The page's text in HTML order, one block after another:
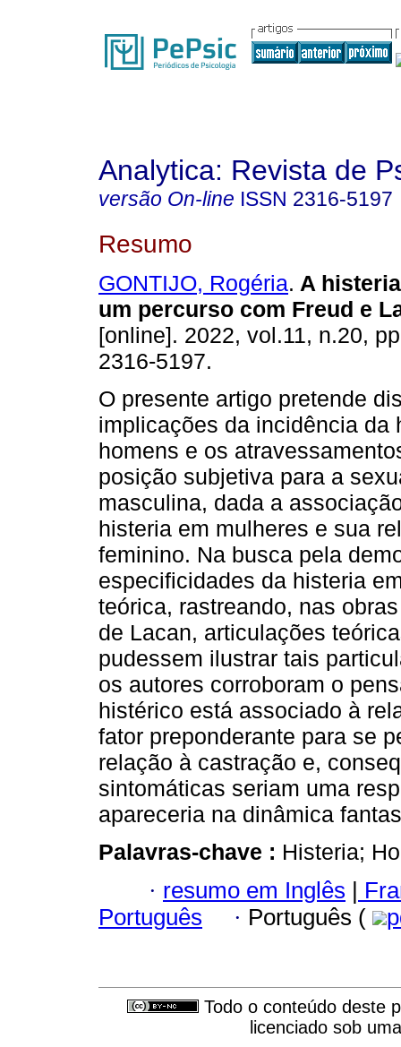
Analytica: Revista de
versão On-line ISSN 2316-5197
Resumo
GONTIJO, Rogéria. A
um percurso com Freud e
[online]. 2022, vol.11, n.20,
2316-5197.
O presente artigo pretende
implicações da incidência da
homens e os
posição subjetiva para a
masculina, dada a
histeria em mulheres e sua
feminino. Na busca pela
especificidades da histeria
teórica, rastreando, nas
de Lacan, articulações
pudessem ilustrar tais
os autores corroboram o
histérico está associado à
fator preponderante para se
relação à castração e,
sintomáticas seriam uma
apareceria na dinâmica
Palavras-chave : Histeria;
· resumo em Inglês |
Português
· Português (
Todo o conteúdo deste
licenciado sob